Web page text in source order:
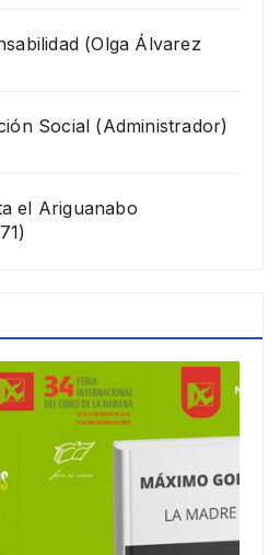
(Olga Álvarez
Social (Administrador)
el Ariguanabo